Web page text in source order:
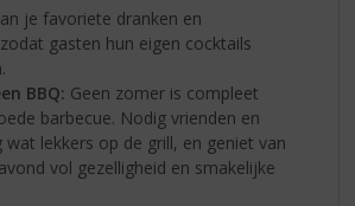
je favoriete dranken en
gasten hun eigen cocktails
BBQ: Geen zomer is compleet
barbecue. Nodig vrienden en
wat lekkers op de grill, en geniet van
vol gezelligheid en smakelijke